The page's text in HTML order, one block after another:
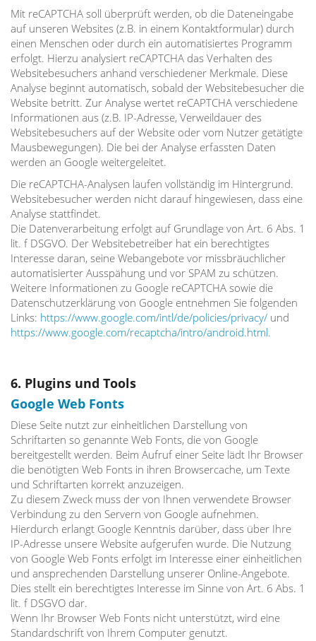
Mit reCAPTCHA soll überprüft werden, ob die Dateneingabe
auf unseren Websites (z.B. in einem Kontaktformular) durch
einen Menschen oder durch ein automatisiertes Programm
erfolgt. Hierzu analysiert reCAPTCHA das Verhalten des
Websitebesuchers anhand verschiedener Merkmale. Diese
Analyse beginnt automatisch, sobald der Websitebesucher die
Website betritt. Zur Analyse wertet reCAPTCHA verschiedene
Informationen aus (z.B. IP-Adresse, Verweildauer des
Websitebesuchers auf der Website oder vom Nutzer getätigte
Mausbewegungen). Die bei der Analyse erfassten Daten
werden an Google weitergeleitet.
Die reCAPTCHA-Analysen laufen vollständig im Hintergrund.
Websitebesucher werden nicht darauf hingewiesen, dass eine
Analyse stattfindet.
Die Datenverarbeitung erfolgt auf Grundlage von Art. 6 Abs. 1
lit. f DSGVO. Der Websitebetreiber hat ein berechtigtes
Interesse daran, seine Webangebote vor missbräuchlicher
automatisierter Ausspähung und vor SPAM zu schützen.
Weitere Informationen zu Google reCAPTCHA sowie die
Datenschutzerklärung von Google entnehmen Sie folgenden
Links: https://www.google.com/intl/de/policies/privacy/ und
https://www.google.com/recaptcha/intro/android.html.
6. Plugins und Tools
Google Web Fonts
Diese Seite nutzt zur einheitlichen Darstellung von
Schriftarten so genannte Web Fonts, die von Google
bereitgestellt werden. Beim Aufruf einer Seite lädt Ihr Browser
die benötigten Web Fonts in ihren Browsercache, um Texte
und Schriftarten korrekt anzuzeigen.
Zu diesem Zweck muss der von Ihnen verwendete Browser
Verbindung zu den Servern von Google aufnehmen.
Hierdurch erlangt Google Kenntnis darüber, dass über Ihre
IP-Adresse unsere Website aufgerufen wurde. Die Nutzung
von Google Web Fonts erfolgt im Interesse einer einheitlichen
und ansprechenden Darstellung unserer Online-Angebote.
Dies stellt ein berechtigtes Interesse im Sinne von Art. 6 Abs. 1
lit. f DSGVO dar.
Wenn Ihr Browser Web Fonts nicht unterstützt, wird eine
Standardschrift von Ihrem Computer genutzt.